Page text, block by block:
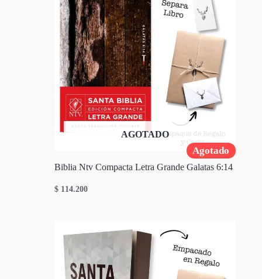
Agotado
AGOTADO
Biblia Ntv Compacta Letra Grande Galatas 6:14
$ 114.200